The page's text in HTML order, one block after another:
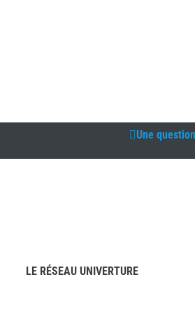
Une
LE RÉSEAU UNIVERTURE